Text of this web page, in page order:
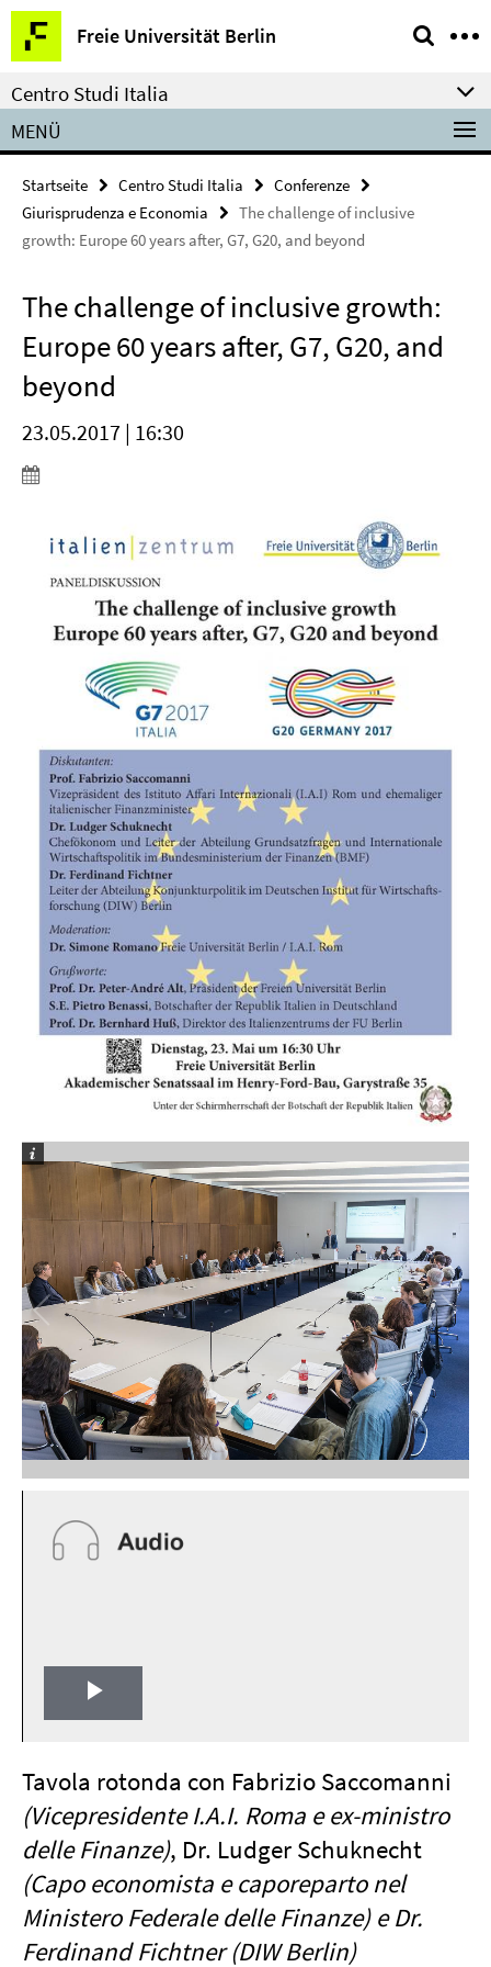
Springe
direkt
zu
Inhalt
Freie Universität Berlin
Service-
Navigation
Centro Studi Italia
MENÜ
Startseite Centro Studi Italia
Conferenze
Giurisprudenza e Economia
The challenge of inclusive
growth: Europe 60 years after, G7, G20, and beyond
The challenge of inclusive growth:
Europe 60 years after, G7, G20, and
beyond
23.05.2017 | 16:30
Play
Video
Tavola rotonda con Fabrizio Saccomanni
(Vicepresidente I.A.I. Roma e ex-ministro
delle Finanze), Dr. Ludger Schuknecht
(Capo economista e caporeparto nel
Ministero Federale delle Finanze) e Dr.
Ferdinand Fichtner (DIW Berlin)